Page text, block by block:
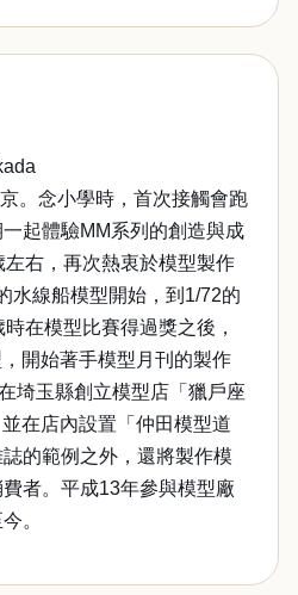
。念小學時，首次接觸會跑
起體驗MM系列的創造與成
右，再次熱衷於模型製作
水線船模型開始，到1/72的
在模型比賽得過獎之後，
開始著手模型月刊的製作
埼玉縣創立模型店「獵戶座
在店內設置「仲田模型道
的範例之外，還將製作模
者。平成13年參與模型廠
。